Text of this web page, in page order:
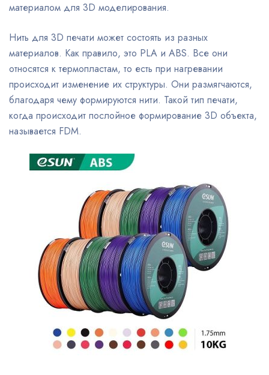
материалом для 3D моделирования.
Нить для 3D печати может состоять из разных
материалов. Как правило, это PLA и ABS. Все они
относятся к термопластам, то есть при нагревании
происходит изменение их структуры. Они размягчаются,
благодаря чему формируются нити. Такой тип печати,
когда происходит послойное формирование 3D объекта,
называется FDM.